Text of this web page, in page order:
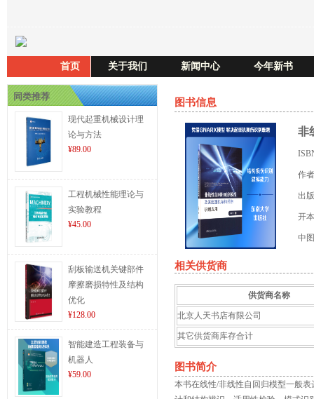
首页 关于我们 新闻中心 今年新书
同类推荐
现代起重机械设计理
论与方法
¥89.00
工程机械性能理论与
实验教程
¥45.00
刮板输送机关键部件
摩擦磨损特性及结构
优化
¥128.00
智能建造工程装备与
机器人
¥59.00
图书信息
非
作
出
开
中
相关供货商
供货商名称
北京人天书店有限公司
其它供货商库存合计
图书简介
本书在线性/非线性自回归模型一般